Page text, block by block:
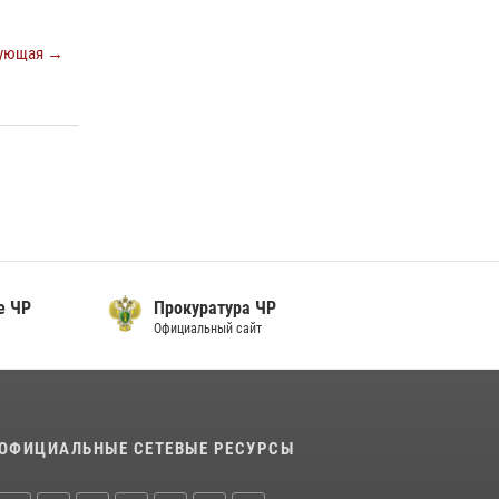
→
ЧР Прокуратура ЧР
Официальный сайт
СЕТЕВЫЕ РЕСУРСЫ